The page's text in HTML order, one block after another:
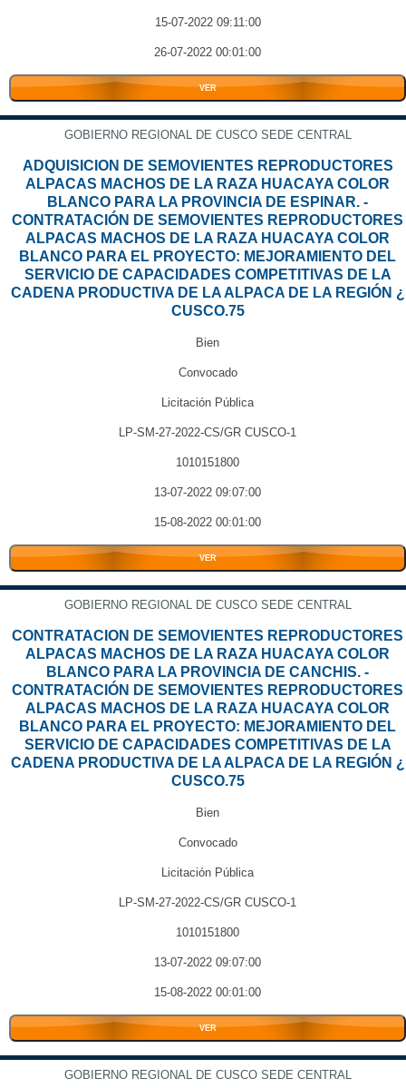
15-07-2022 09:11:00
26-07-2022 00:01:00
VER
GOBIERNO REGIONAL DE CUSCO SEDE CENTRAL
ADQUISICION DE SEMOVIENTES REPRODUCTORES
ALPACAS MACHOS DE LA RAZA HUACAYA COLOR
BLANCO PARA LA PROVINCIA DE ESPINAR. -
CONTRATACIÓN DE SEMOVIENTES REPRODUCTORES
ALPACAS MACHOS DE LA RAZA HUACAYA COLOR
BLANCO PARA EL PROYECTO: MEJORAMIENTO DEL
SERVICIO DE CAPACIDADES COMPETITIVAS DE LA
CADENA PRODUCTIVA DE LA ALPACA DE LA REGIÓN ¿
CUSCO.75
Bien
Convocado
Licitación Pública
LP-SM-27-2022-CS/GR CUSCO-1
1010151800
13-07-2022 09:07:00
15-08-2022 00:01:00
VER
GOBIERNO REGIONAL DE CUSCO SEDE CENTRAL
CONTRATACION DE SEMOVIENTES REPRODUCTORES
ALPACAS MACHOS DE LA RAZA HUACAYA COLOR
BLANCO PARA LA PROVINCIA DE CANCHIS. -
CONTRATACIÓN DE SEMOVIENTES REPRODUCTORES
ALPACAS MACHOS DE LA RAZA HUACAYA COLOR
BLANCO PARA EL PROYECTO: MEJORAMIENTO DEL
SERVICIO DE CAPACIDADES COMPETITIVAS DE LA
CADENA PRODUCTIVA DE LA ALPACA DE LA REGIÓN ¿
CUSCO.75
Bien
Convocado
Licitación Pública
LP-SM-27-2022-CS/GR CUSCO-1
1010151800
13-07-2022 09:07:00
15-08-2022 00:01:00
VER
GOBIERNO REGIONAL DE CUSCO SEDE CENTRAL